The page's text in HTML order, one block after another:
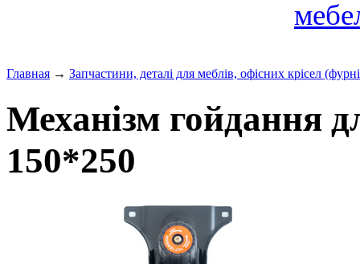
Главная → Запчастини, деталі для меблів, офісних крісел
Механізм гойдання
150*250